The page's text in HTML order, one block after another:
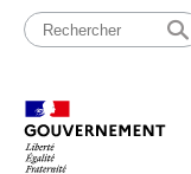
Passer
contenu